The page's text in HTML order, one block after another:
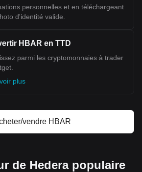
personnelles et en téléchargeant
d'identité valide.
HBAR en TTD
parmi les cryptomonnaies à trader
plus
vendre HBAR
de Hedera populaire